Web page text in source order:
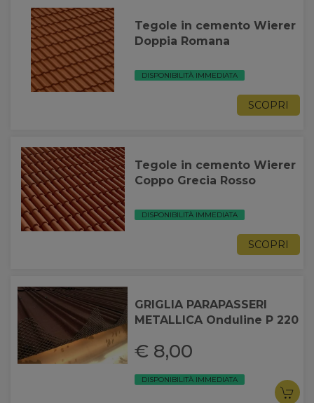
Tegole in cemento Wierer
Doppia Romana
DISPONIBILITÀ IMMEDIATA
SCOPRI
Tegole in cemento Wierer
Coppo Grecia Rosso
DISPONIBILITÀ IMMEDIATA
SCOPRI
GRIGLIA PARAPASSERI
METALLICA Onduline P 220
€ 8,00
DISPONIBILITÀ IMMEDIATA